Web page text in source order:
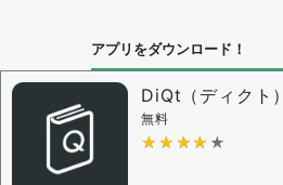
アプリをダウンロード！
DiQt（ディクト）
無料
★★★★★
★★★★★